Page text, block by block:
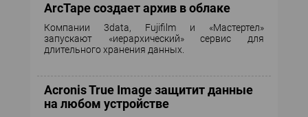
СЕТИ И ТЕЛЕКОММУНИКАЦИИ
ArcTape создает архив в облаке
Компании 3data, Fujifilm и «Мастертел»
запускают «иерархический» сервис для
длительного хранения данных.
Acronis True Image защитит данные
на любом устройстве